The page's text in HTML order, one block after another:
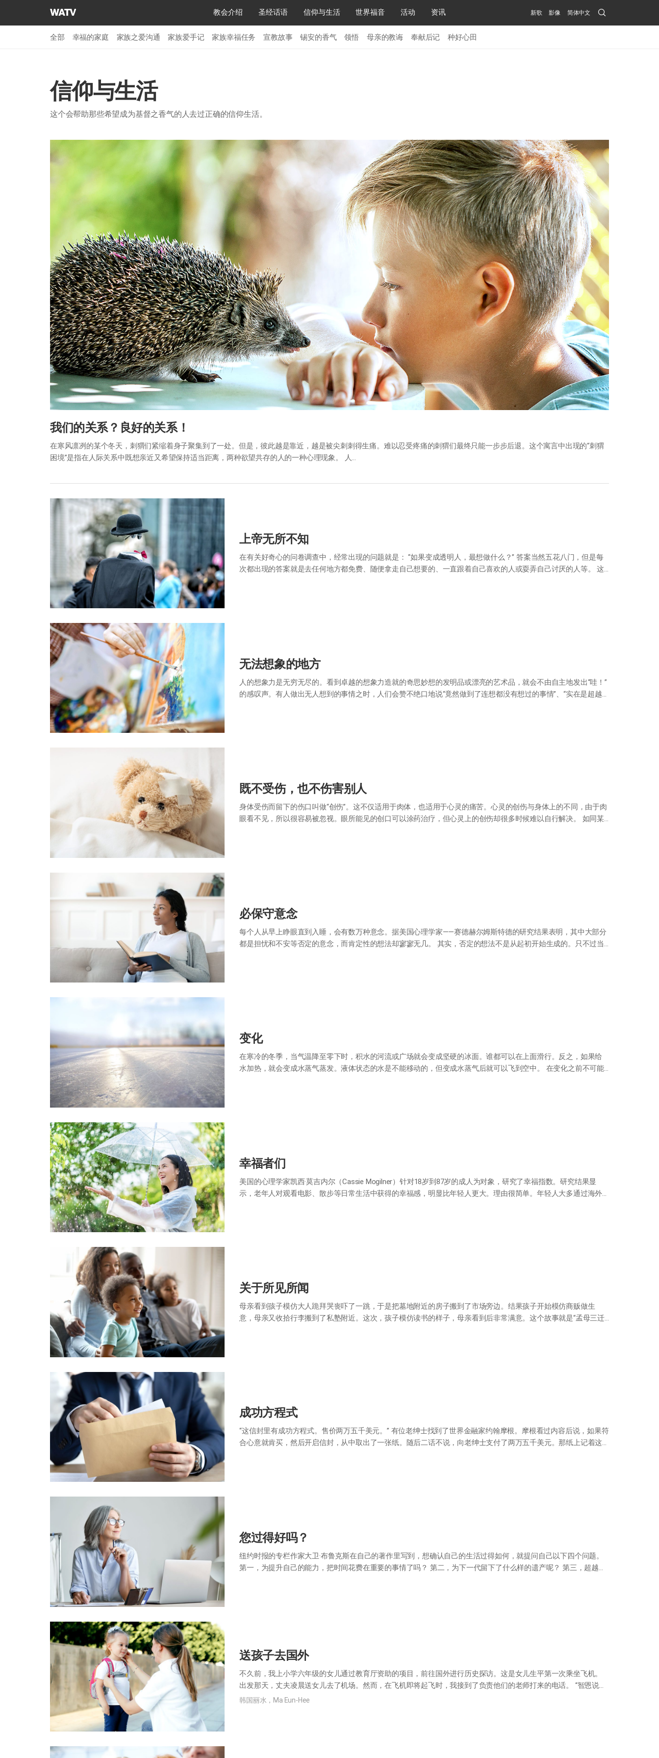
上
的
界
福
宣
协
教会介绍 圣经话语 信仰与生活 世界福音 活动 资讯 新歌 影像 简体中文 Search
Submit
全部 幸福的家庭 家族之爱沟通 家族爱手记 家族幸福任务 宣教故事 锡安的香气 领悟 母亲的教诲 奉献后记 种好心田
信仰与生活
这个会帮助那些希望成为基督之香气的人去过正确的信仰生活。
我们的关系？良好的关系！
在寒风凛冽的某个冬天，刺猬们紧缩着身子聚集到了一处。但是，彼此越是靠近，越是被尖刺刺得生痛。难以忍受疼痛的刺猬们最终只能一步步后退。这个寓言中出现的“刺猬
困境”是指在人际关系中既想亲近又希望保持适当距离，两种欲望共存的人的一种心理现象。 人…
上帝无所不知
在有关好奇心的问卷调查中，经常出现的问题就是： “如果变成透明人，最想做什么？” 答案当然五花八门，但是每
次都出现的答案就是去任何地方都免费、随便拿走自己想要的、一直跟着自己喜欢的人或耍弄自己讨厌的人等。 这
无法想象的地方
人的想象力是无穷无尽的。看到卓越的想象力造就的奇思妙想的发明品或漂亮的艺术品，就会不由自主地发出“哇！”
的感叹声。有人做出无人想到的事情之时，人们会赞不绝口地说“竟然做到了连想都没有想过的事情”、“实在是超越
既不受伤，也不伤害别人
身体受伤而留下的伤口叫做“创伤”。这不仅适用于肉体，也适用于心灵的痛苦。心灵的创伤与身体上的不同，由于肉
眼看不见，所以很容易被忽视。眼所能见的创口可以涂药治疗，但心灵上的创伤却很多时候难以自行解决。 如同某
必保守意念
每个人从早上睁眼直到入睡，会有数万种意念。据美国心理学家——赛德赫尔姆斯特德的研究结果表明，其中大部分
都是担忧和不安等否定的意念，而肯定性的想法却寥寥无几。 其实，否定的想法不是从起初开始生成的。只不过当
变化
在寒冷的冬季，当气温降至零下时，积水的河流或广场就会变成坚硬的冰面。谁都可以在上面滑行。反之，如果给
水加热，就会变成水蒸气蒸发。液体状态的水是不能移动的，但变成水蒸气后就可以飞到空中。 在变化之前不可能
幸福者们
美国的心理学家凯西·莫吉内尔（Cassie Mogilner）针对18岁到87岁的成人为对象，研究了幸福指数。研究结果显
示，老年人对观看电影、散步等日常生活中获得的幸福感，明显比年轻人更大。理由很简单。年轻人大多通过海外
关于所见所闻
母亲看到孩子模仿大人跪拜哭丧吓了一跳，于是把墓地附近的房子搬到了市场旁边。结果孩子开始模仿商贩做生
意，母亲又收拾行李搬到了私塾附近。这次，孩子模仿读书的样子，母亲看到后非常满意。这个故事就是“孟母三迁
成功方程式
“这信封里有成功方程式。售价两万五千美元。” 有位老绅士找到了世界金融家约翰摩根。摩根看过内容后说，如果符
合心意就肯买，然后开启信封，从中取出了一张纸。随后二话不说，向老绅士支付了两万五千美元。那纸上记着这
您过得好吗？
纽约时报的专栏作家大卫·布鲁克斯在自己的著作里写到，想确认自己的生活过得如何，就提问自己以下四个问题。
第一，为提升自己的能力，把时间花费在重要的事情了吗？ 第二，为下一代留下了什么样的遗产呢？ 第三，超越了
送孩子去国外
不久前，我上小学六年级的女儿通过教育厅资助的项目，前往国外进行历史探访。这是女儿生平第一次乘坐飞机。
出发那天，丈夫凌晨送女儿去了机场。然而，在飞机即将起飞时，我接到了负责他们的老师打来的电话。 “智恩说她
肚子疼，您知道是怎么回事吗？” 女…
韩国丽水，Ma Eun-Hee